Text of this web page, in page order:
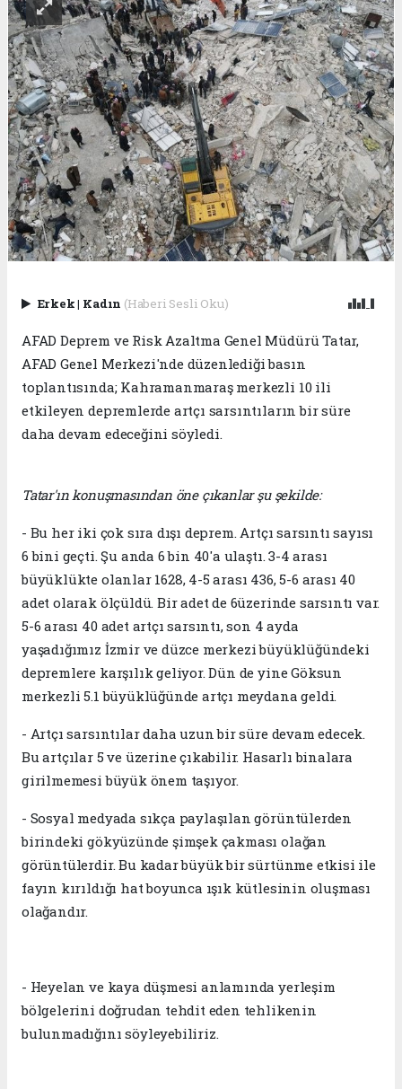
Erkek| Kadın (Haberi Sesli Oku)
AFAD Deprem ve Risk Azaltma Genel Müdürü Tatar,
AFAD Genel Merkezi'nde düzenlediği basın
toplantısında; Kahramanmaraş merkezli 10 ili
etkileyen depremlerde artçı sarsıntıların bir süre
daha devam edeceğini söyledi.
Tatar'ın konuşmasından öne çıkanlar şu şekilde:
- Bu her iki çok sıra dışı deprem. Artçı sarsıntı sayısı
6 bini geçti. Şu anda 6 bin 40'a ulaştı. 3-4 arası
büyüklükte olanlar 1628, 4-5 arası 436, 5-6 arası 40
adet olarak ölçüldü. Bir adet de 6üzerinde sarsıntı var.
5-6 arası 40 adet artçı sarsıntı, son 4 ayda
yaşadığımız İzmir ve düzce merkezi büyüklüğündeki
depremlere karşılık geliyor. Dün de yine Göksun
merkezli 5.1 büyüklüğünde artçı meydana geldi.
- Artçı sarsıntılar daha uzun bir süre devam edecek.
Bu artçılar 5 ve üzerine çıkabilir. Hasarlı binalara
girilmemesi büyük önem taşıyor.
- Sosyal medyada sıkça paylaşılan görüntülerden
birindeki gökyüzünde şimşek çakması olağan
görüntülerdir. Bu kadar büyük bir sürtünme etkisi ile
fayın kırıldığı hat boyunca ışık kütlesinin oluşması
olağandır.
- Heyelan ve kaya düşmesi anlamında yerleşim
bölgelerini doğrudan tehdit eden tehlikenin
bulunmadığını söyleyebiliriz.